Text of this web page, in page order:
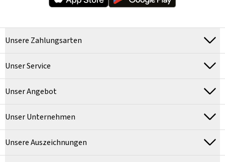
Unsere Zahlungsarten
Unser Service
Unser Angebot
Unser Unternehmen
Unsere Auszeichnungen